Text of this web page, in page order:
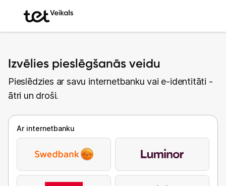
Izvēlies pieslēgšanās veidu
Pieslēdzies ar savu internetbanku vai e-identitāti -
ātri un droši.
Ar internetbanku